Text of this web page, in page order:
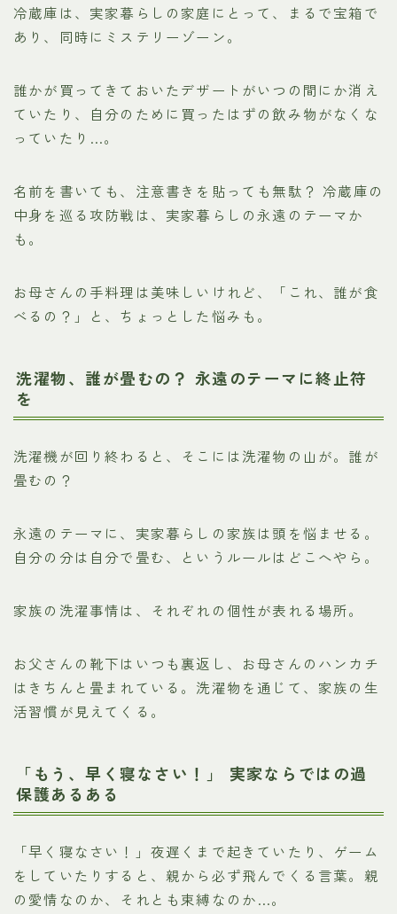
冷蔵庫は、実家暮らしの家庭にとって、まるで宝箱で
あり、同時にミステリーゾーン。
誰かが買ってきておいたデザートがいつの間にか消え
ていたり、自分のために買ったはずの飲み物がなくな
っていたり…。
名前を書いても、注意書きを貼っても無駄？ 冷蔵庫の
中身を巡る攻防戦は、実家暮らしの永遠のテーマか
も。
お母さんの手料理は美味しいけれど、「これ、誰が食
べるの？」と、ちょっとした悩みも。
洗濯物、誰が畳むの？ 永遠のテーマに終止符
を
洗濯機が回り終わると、そこには洗濯物の山が。誰が
畳むの？
永遠のテーマに、実家暮らしの家族は頭を悩ませる。
自分の分は自分で畳む、というルールはどこへやら。
家族の洗濯事情は、それぞれの個性が表れる場所。
お父さんの靴下はいつも裏返し、お母さんのハンカチ
はきちんと畳まれている。洗濯物を通じて、家族の生
活習慣が見えてくる。
「もう、早く寝なさい！」 実家ならではの過
保護あるある
「早く寝なさい！」夜遅くまで起きていたり、ゲーム
をしていたりすると、親から必ず飛んでくる言葉。親
の愛情なのか、それとも束縛なのか…。